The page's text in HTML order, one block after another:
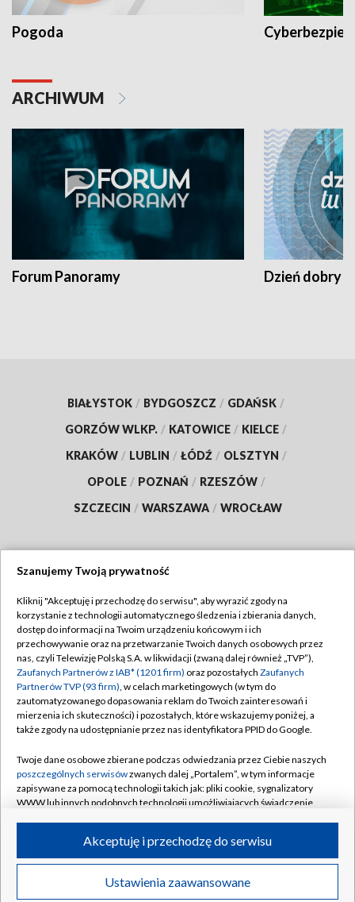
Pogoda
ARCHIWUM
Forum Panoramy Dzień dobry
BIAŁYSTOK / BYDGOSZCZ / GDAŃSK /
GORZÓW WLKP. / KATOWICE / KIELCE /
KRAKÓW / LUBLIN / ŁÓDŹ / OLSZTYN /
OPOLE / POZNAŃ / RZESZÓW /
SZCZECIN / WARSZAWA / WROCŁAW
TVP
Abonament TVP
Emisja w TVP
Centrum informacji TVP
Naziemna Telewizja Cyfrowa
Rada Programowa
System NOS
Informacje o nadawcy
Program dla prasy
Ogłoszenie przetargowe
Regulamin TVP
Polityka prywatności
Moje zgody
Pomoc
Kontakt
Kanały
©2026 Telewizja Polska S.A. w likwidacji
Szanujemy Twoją prywatność
Kliknij "Akceptuję i przechodzę do serwisu", aby wyrazić zgody na
korzystanie z technologii automatycznego śledzenia i zbierania danych,
dostęp do informacji na Twoim urządzeniu końcowym i ich
przechowywanie oraz na przetwarzanie Twoich danych osobowych przez
nas, czyli Telewizję Polską S.A. w likwidacji (zwaną dalej również „TVP”),
Zaufanych Partnerów z IAB* (1201 firm) oraz pozostałych Zaufanych
Partnerów TVP (93 firm), w celach marketingowych (w tym do
zautomatyzowanego dopasowania reklam do Twoich zainteresowań i
mierzenia ich skuteczności) i pozostałych, które wskazujemy poniżej, a
także zgody na udostępnianie przez nas identyfikatora PPID do Google.
Twoje dane osobowe zbierane podczas odwiedzania przez Ciebie naszych
poszczególnych serwisówzwanych dalej „Portalem”, w tym informacje
zapisywane za pomocą technologii takich jak: pliki cookie, sygnalizatory
WWW lub innych podobnych technologii umożliwiających świadczenie
ruchu w Internecie.
Twoje dane osobowe zbierane podczas odwiedzania przez Ciebie
poszczególnych serwisówna Portalu, takie jak adresy IP, identyfikatory
Ustawienia zaawansowane
Akceptuję i przechodzę do serwisu